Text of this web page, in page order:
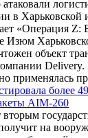
в Харьковской
«Операция Z:
Изюм
объект
Delivery.
применялась
более
AIM-260
вторым
на